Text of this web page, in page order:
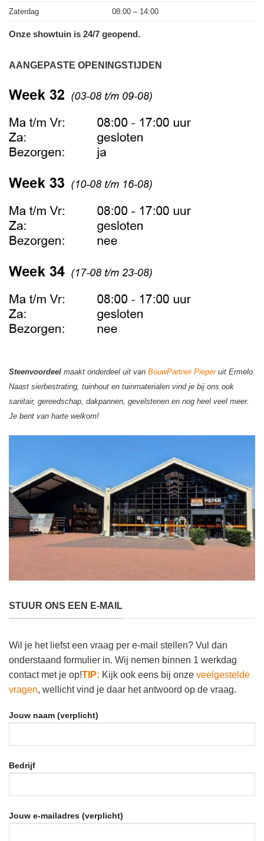
Zaterdag 08:00 – 14:00
Onze showtuin is 24/7 geopend.
AANGEPASTE OPENINGSTIJDEN
Steenvoordeel maakt onderdeel uit van BouwPartner Pieperuit Ermelo.
Naast sierbestrating, tuinhout en tuinmaterialen vind je bij ons ook
sanitair, gereedschap, dakpannen, gevelstenen en nog heel veel meer.
Je bent van harte welkom!
STUUR ONS EEN E-MAIL
Wil je het liefst een vraag per e-mail stellen? Vul dan
onderstaand formulier in. Wij nemen binnen 1 werkdag
contact met je op!TIP: Kijk ook eens bij onze veelgestelde
vragen, wellicht vind je daar het antwoord op de vraag.
Jouw naam (verplicht)
Bedrijf
Jouw e-mailadres (verplicht)